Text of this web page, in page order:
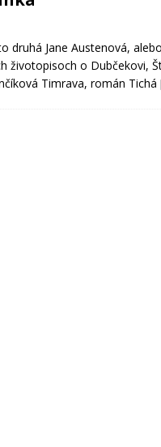
] Fantastický svet plný
druhá Jane Austenová,
životopisoch o Dubčekovi,
Timrava, román Tichá